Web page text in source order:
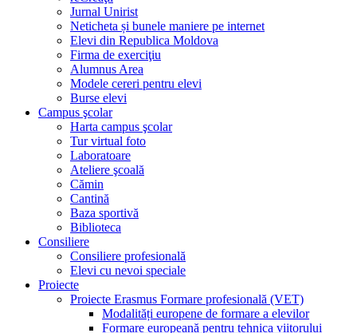
Jurnal Unirist
Neticheta și bunele maniere pe internet
Elevi din Republica Moldova
Firma de exerciţiu
Alumnus Area
Modele cereri pentru elevi
Burse elevi
Campus şcolar
Harta campus şcolar
Tur virtual foto
Laboratoare
Ateliere şcoală
Cămin
Cantină
Baza sportivă
Biblioteca
Consiliere
Consiliere profesională
Elevi cu nevoi speciale
Proiecte
Proiecte Erasmus Formare profesională (VET)
Modalități europene de formare a elevilor
Formare europeană pentru tehnica viitorului